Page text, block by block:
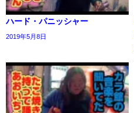
ハード・パニッシャー
2019年5月8日